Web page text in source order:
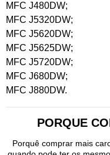
MFC J480DW;
MFC J5320DW;
MFC J5620DW;
MFC J5625DW;
MFC J5720DW;
MFC J680DW;
MFC J880DW.
PORQUE
Porquê comprar mais